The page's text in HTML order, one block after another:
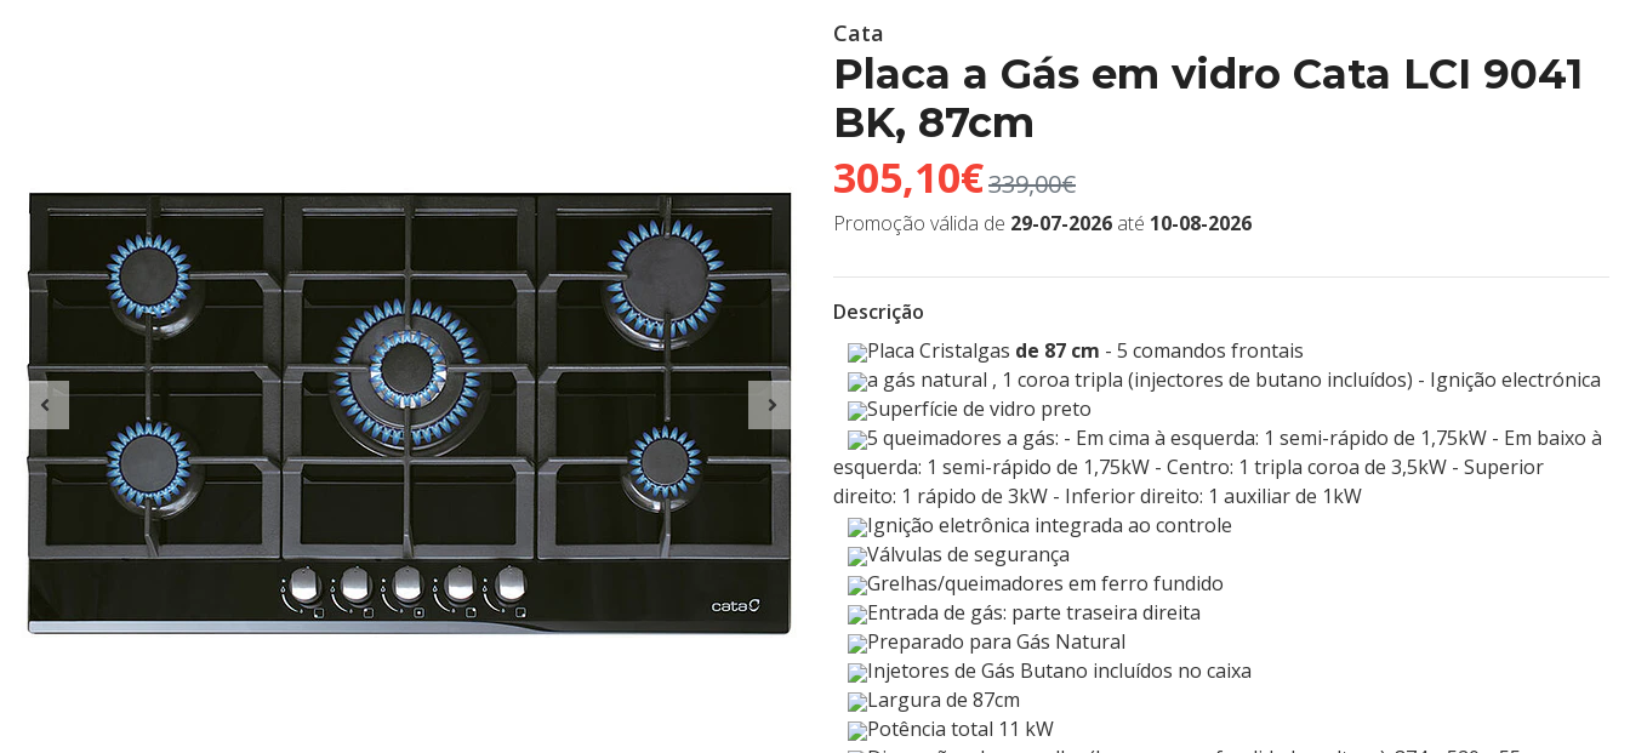
Cata
Placa a Gás em vidro Cata LCI 9041
BK, 87cm
305,10€339,00€
Promoção válida de 29-07-2026 até 10-08-2026
Descrição
Placa Cristalgas de 87 cm - 5 comandos frontais
a gás natural , 1 coroa tripla (injectores de butano incluídos) - Ignição electrónica
Superfície de vidro preto
5 queimadores a gás: - Em cima à esquerda: 1 semi-rápido de 1,75kW - Em baixo à
esquerda: 1 semi-rápido de 1,75kW - Centro: 1 tripla coroa de 3,5kW - Superior
direito: 1 rápido de 3kW - Inferior direito: 1 auxiliar de 1kW
Ignição eletrônica integrada ao controle
Válvulas de segurança
Grelhas/queimadores em ferro fundido
Entrada de gás: parte traseira direita
Preparado para Gás Natural
Injetores de Gás Butano incluídos no caixa
Largura de 87cm
Potência total 11 kW